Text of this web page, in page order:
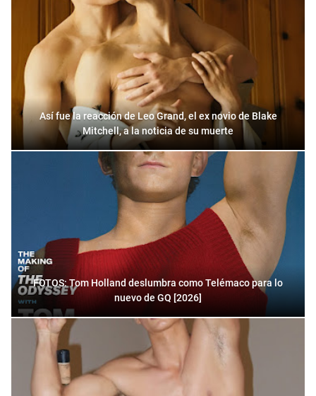
Así fue la reacción de Leo Grand, el ex novio de Blake
Mitchell, a la noticia de su muerte
FOTOS: Tom Holland deslumbra como Telémaco para lo
nuevo de GQ [2026]